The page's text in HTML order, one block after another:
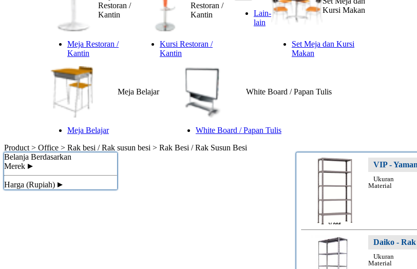
Restoran /
Kantin
Meja Restoran /
Kantin
Restoran /
Kantin
Kursi Restoran /
Kantin
Lain-
lain
Kursi Makan
Set Meja dan Kursi
Makan
Meja Belajar
Meja Belajar
White Board / Papan Tulis
White Board / Papan Tulis
Product > Office > Rak besi / Rak susun besi > Rak Besi / Rak Susun Besi
Belanja Berdasarkan
Merek
Harga (Rupiah)
VIP -
Ukuran
Material
Daiko - Rak
Ukuran
Material